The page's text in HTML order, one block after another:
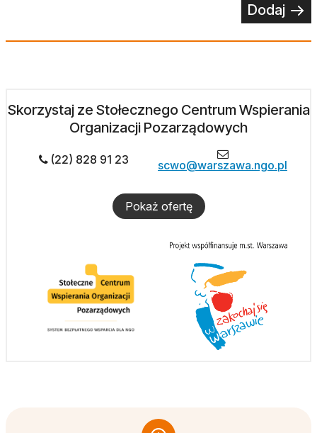
Dodaj
Skorzystaj ze Stołecznego Centrum Wspierania
Organizacji Pozarządowych
(22) 828 91 23 scwo@warszawa.ngo.pl
Pokaż ofertę